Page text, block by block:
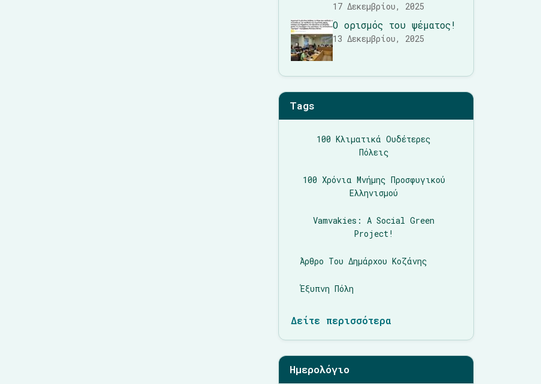
17 Δεκεμβρίου, 2025
Ο ορισμός του ψέματος!
13 Δεκεμβρίου, 2025
Tags
100 Κλιματικά Ουδέτερες
Πόλεις
100 Χρόνια Μνήμης Προσφυγικού
Ελληνισμού
Vamvakies: A Social Green
Project!
Άρθρο Του Δημάρχου Κοζάνης
Έξυπνη Πόλη
Δείτε περισσότερα
Ημερολόγιο